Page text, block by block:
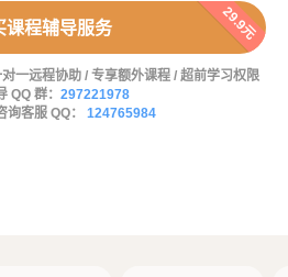
课程辅导服务 29.9元
一远程协助 / 专享额外课程 / 超前学习权限
QQ 群： 297221978
询客服 QQ： 124765984